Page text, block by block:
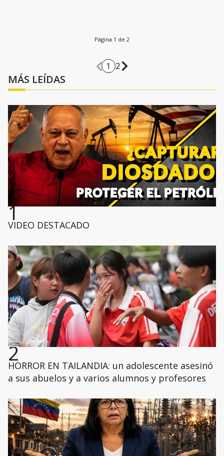
Página 1 de 2
1 2
MÁS LEÍDAS
1
VIDEO DESTACADO
2
HORROR EN TAILANDIA: un adolescente asesinó
a sus abuelos y a varios alumnos y profesores